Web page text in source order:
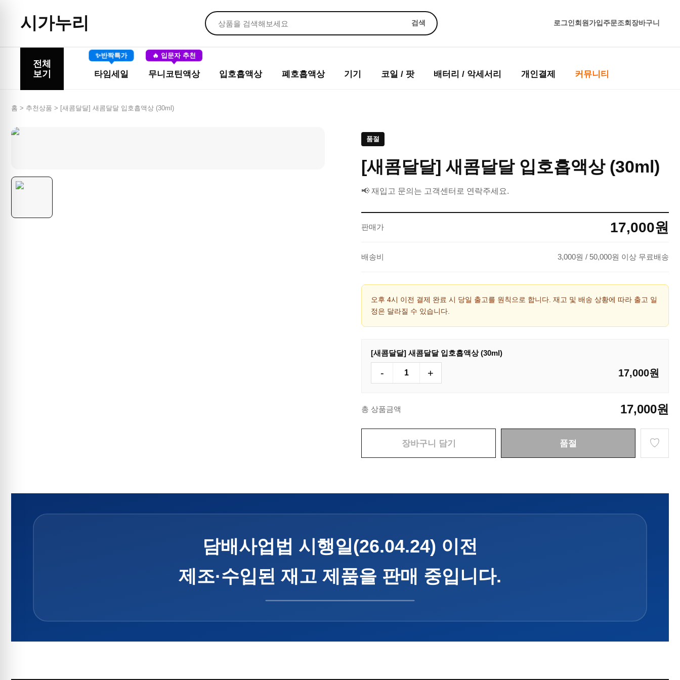
시가누리 검색 로그인 회원가입 주문조회 장바구니
전체
보기
✨반짝특가
타임세일
🔥 입문자 추천
무니코틴액상 입호흡액상 폐호흡액상 기기 코일 / 팟 배터리 / 악세서리 개인결제 커뮤니티
홈 > 추천상품 > [새콤달달] 새콤달달 입호흡액상 (30ml)
품절
[새콤달달] 새콤달달 입호흡액상 (30ml)
📢 재입고 문의는 고객센터로 연락주세요.
판매가 17,000원
배송비 3,000원 / 50,000원 이상 무료배송
오후 4시 이전 결제 완료 시 당일 출고를 원칙으로 합니다. 재고 및 배송 상황에 따라 출고 일
정은 달라질 수 있습니다.
[새콤달달] 새콤달달 입호흡액상 (30ml)
- + 17,000원
총 상품금액 17,000원
장바구니 담기 품절 ♡